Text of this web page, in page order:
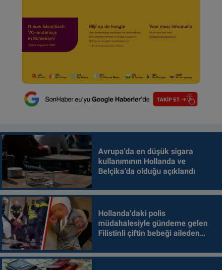
Avrupa’da en düşük sigara
kullanımının Hollanda ve
Belçika’da olduğu açıklandı
Hollanda'daki polis
müdahalesiyle gündeme gelen
Filistinli çiftin bebeği aileden